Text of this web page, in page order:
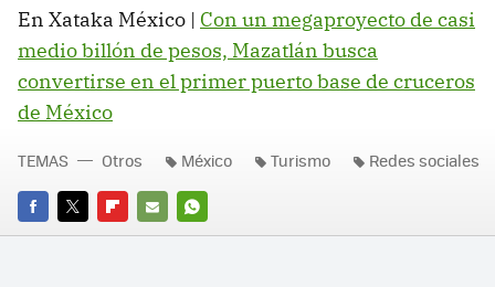
En Xataka México | Con un megaproyecto de casi
medio billón de pesos, Mazatlán busca
convertirse en el primer puerto base de cruceros
de México
FACEBOOK
TWITTERFLIPBOARD
E-
WHATSAPP
TEMAS Otros México Turismo Redes sociales